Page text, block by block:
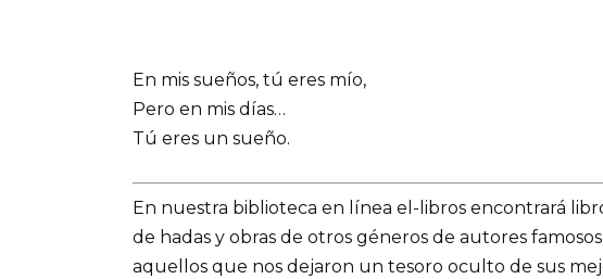
En mis sueños, tú eres mío,
Pero en mis días…
Tú eres un sueño.
En nuestra biblioteca en línea el-libros encontrará
de hadas y obras de otros géneros de autores
aquellos que nos dejaron un tesoro oculto de sus